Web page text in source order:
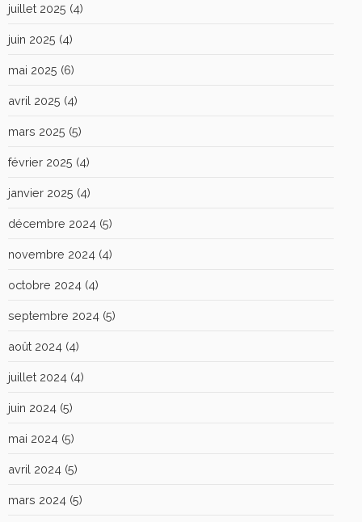
juillet 2025 (4)
juin 2025 (4)
mai 2025 (6)
avril 2025 (4)
mars 2025 (5)
février 2025 (4)
janvier 2025 (4)
décembre 2024 (5)
novembre 2024 (4)
octobre 2024 (4)
septembre 2024 (5)
août 2024 (4)
juillet 2024 (4)
juin 2024 (5)
mai 2024 (5)
avril 2024 (5)
mars 2024 (5)